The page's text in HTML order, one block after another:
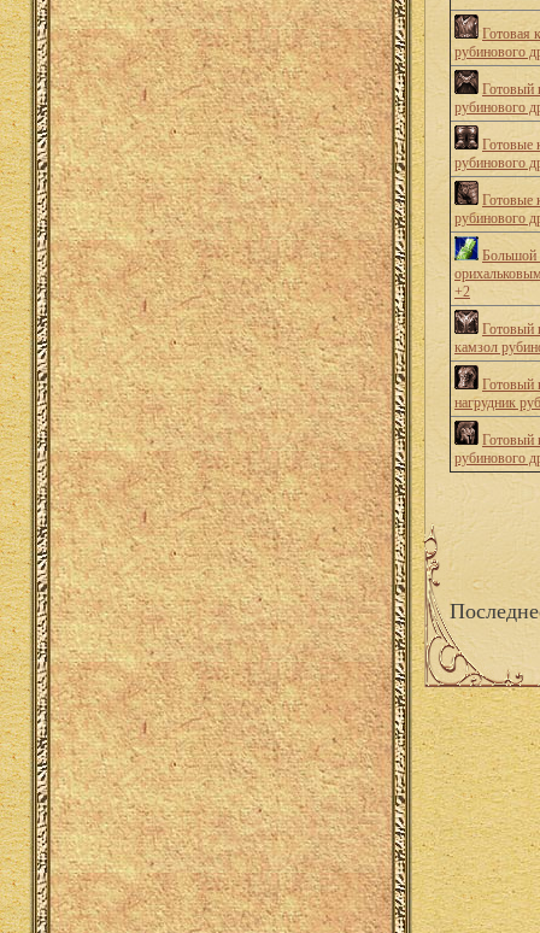
Готовая
рубинового
Готовый
рубинового
Готовые
рубинового
Готовые
рубинового
Большой
+2
Готовый
камзол
Готовый
нагрудник
Готовый
рубинового